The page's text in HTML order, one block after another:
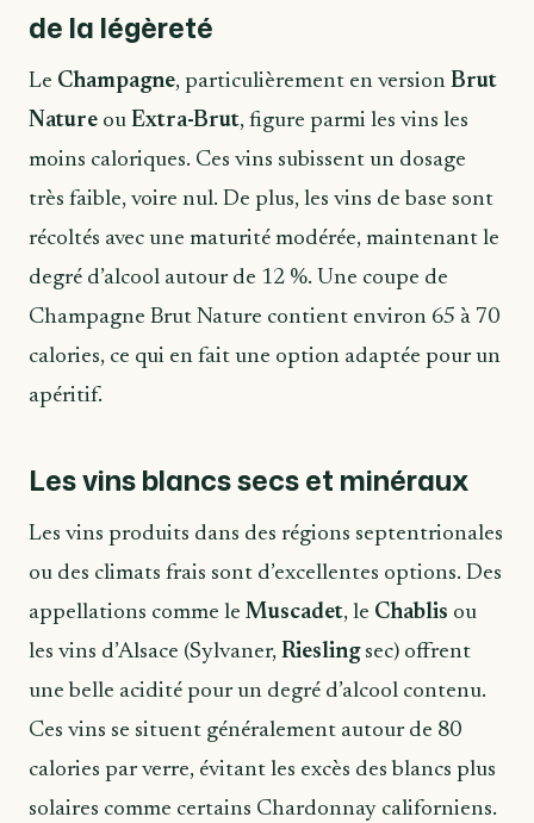
de la légèreté
Le Champagne, particulièrement en version Brut
Nature ou Extra-Brut, figure parmi les vins les
moins caloriques. Ces vins subissent un dosage
très faible, voire nul. De plus, les vins de base sont
récoltés avec une maturité modérée, maintenant le
degré d’alcool autour de 12 %. Une coupe de
Champagne Brut Nature contient environ 65 à 70
calories, ce qui en fait une option adaptée pour un
apéritif.
Les vins blancs secs et minéraux
Les vins produits dans des régions septentrionales
ou des climats frais sont d’excellentes options. Des
appellations comme le Muscadet, le Chablis ou
les vins d’Alsace (Sylvaner, Rieslingsec) offrent
une belle acidité pour un degré d’alcool contenu.
Ces vins se situent généralement autour de 80
calories par verre, évitant les excès des blancs plus
solaires comme certains Chardonnay californiens.